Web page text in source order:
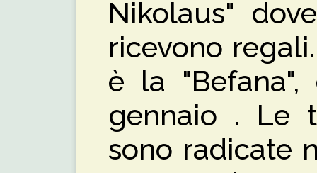
Nikolaus"
ricevono
è la
gennaio . Le
sono radicate